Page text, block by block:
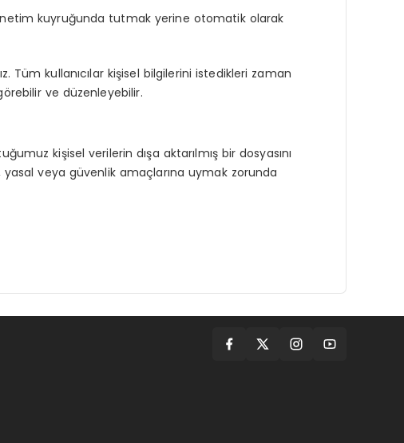
kuyruğunda tutmak yerine otomatik olarak
Tüm kullanıcılar kişisel bilgilerini istedikleri zaman
ve düzenleyebilir.
kişisel verilerin dışa aktarılmış bir dosyasını
yasal veya güvenlik amaçlarına uymak zorunda